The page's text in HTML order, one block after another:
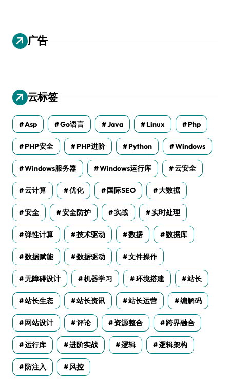
广告
云标签
Asp Go语言 Java Linux Php
PHP安全 PHP进阶 Python Windows
Windows服务器 Windows运行库 云安全
云计算 优化 国际SEO 大数据
安全 安全防护 实战 实时处理
弹性计算 技术驱动 数据 数据库
数据赋能 数据驱动 文件操作
无障碍设计 机器学习 环境搭建 站长
站长生态 站长资讯 站长运营 编解码
网站设计 评论 资源整合 跨界融合
运行库 进阶实战 逻辑 逻辑架构
防注入 风控